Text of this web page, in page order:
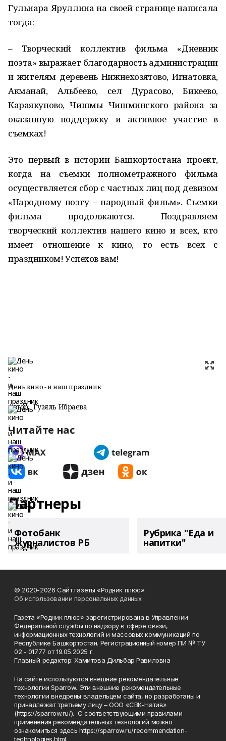
Гульнара Яруллина на своей странице написала
тогда:
– Творческий коллектив фильма «Дневник
поэта» выражает благодарность администрации
и жителям деревень Нижнехозятово, Игнатовка,
Акманай, Альбеево, сел Дурасово, Бикеево,
Караякупово, Чишмы Чишминского района за
оказанную поддержку и активное участие в
съемках!
Это первый в истории Башкортостана проект,
когда на съемки полнометражного фильма
осуществляется сбор с частных лиц под девизом
«Народному поэту – народный фильм». Съемки
фильма продолжаются. Поздравляем
творческий коллектив нашего кино и всех, кто
имеет отношение к кино, то есть всех с
праздником! Успехов вам!
День кино - и наш праздник
Автор: Гузяль Ибраева
Читайте нас
Партнеры
Фотобанк
журналистов РБ
Рубрика "Еда и
напитки"
© 2020-2026 Сайт газеты «Родник плюс» .
Об использовании персональных данных
Газета «Родник плюс» зарегистрирована в Управлении
Федеральной службы по надзору в сфере связи,
информационных технологий и массовых коммуникаций по
Республике Башкортостан. Регистрационный номер ПИ № ТУ
02 - 01777 от 19.05.2025 г.
Главный редактор: Хамитова Дильбар Равиловна
На сайте используются внешние рекомендательные
технологии Sparrow. Эти внешние рекомендательные
технологии внедрены владельцем сайта, но разработаны и
принадлежат третьему лицу – ООО «СВК-Натив»
(https://sparrow.ru/). С соответствующими правилами
применения рекомендательных технологий можно
ознакомиться здесь https://sparrow.ru/recommendation-
technologies.html.